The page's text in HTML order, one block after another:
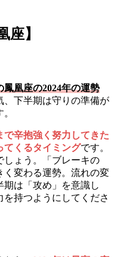
座】
鳳凰座の2024年の運勢
、下半期は守りの準備が
で辛抱強く努力してきた
てくるタイミングです。
しょう。「ブレーキの
く変わる運勢。流れの変
は「攻め」を意識し
持つようにしてくださ